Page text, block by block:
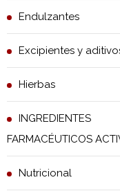
Endulzantes
Excipientes y
Hierbas
INGREDIENTES
FARMACÉUTICOS
Nutricional